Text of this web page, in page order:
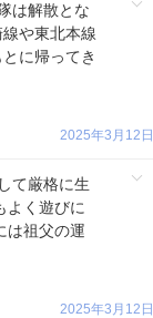
は解散とな
や東北本線
に帰ってき
2025年3月12日
て厳格に生
よく遊びに
は祖父の運
2025年3月12日